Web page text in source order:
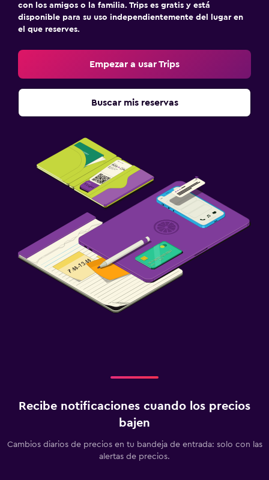
con los amigos o la familia. Trips es gratis y está
disponible para su uso independientemente del lugar en
el que reserves.
Empezar a usar Trips
Buscar mis reservas
Recibe notificaciones cuando los precios
bajen
Cambios diarios de precios en tu bandeja de entrada: solo con las
alertas de precios.